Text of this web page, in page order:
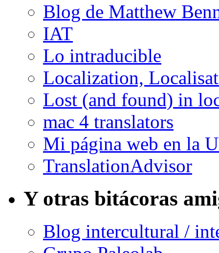
Blog de Matthew
IAT
Lo intraducible
Localization,
Lost (and found) in
mac 4 translators
Mi página web en la
TranslationAdvisor
Y otras bitácoras
Blog intercultural /